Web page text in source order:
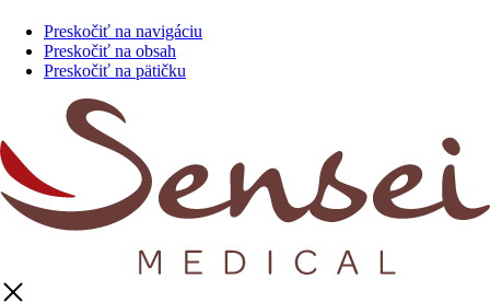
Preskočiť na navigáciu
Preskočiť na obsah
Preskočiť na pätičku